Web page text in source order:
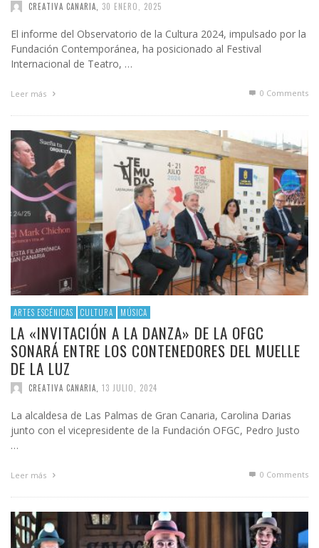
CREATIVA CANARIA 30 ENERO, 2025
El informe del Observatorio de la Cultura 2024, impulsado por la
Fundación Contemporánea, ha posicionado al Festival
Internacional de Teatro, …
Leer más 0 Comments
ARTES ESCÉNICAS CULTURA MÚSICA
LA «INVITACIÓN A LA DANZA» DE LA OFGC
SONARÁ ENTRE LOS CONTENEDORES DEL MUELLE
DE LA LUZ
CREATIVA CANARIA 13 JULIO, 2024
La alcaldesa de Las Palmas de Gran Canaria, Carolina Darias
junto con el vicepresidente de la Fundación OFGC, Pedro Justo
…
Leer más 0 Comments